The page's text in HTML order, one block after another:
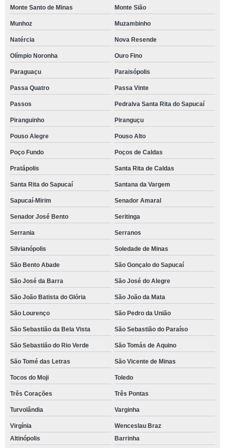
Monte Santo de Minas Monte Sião
Munhoz Muzambinho
Natércia Nova Resende
Olímpio Noronha Ouro Fino
Paraguaçu Paraisópolis
Passa Quatro Passa Vinte
Passos Pedralva Santa Rita do Sapucaí
Piranguinho Piranguçu
Pouso Alegre Pouso Alto
Poço Fundo Poços de Caldas
Pratápolis Santa Rita de Caldas
Santa Rita do Sapucaí Santana da Vargem
Sapucaí-Mirim Senador Amaral
Senador José Bento Seritinga
Serrania Serranos
Silvianópolis Soledade de Minas
São Bento Abade São Gonçalo do Sapucaí
São José da Barra São José do Alegre
São João Batista do Glória São João da Mata
São Lourenço São Pedro da União
São Sebastião da Bela Vista São Sebastião do Paraíso
São Sebastião do Rio Verde São Tomás de Aquino
São Tomé das Letras São Vicente de Minas
Tocos do Moji Toledo
Três Corações Três Pontas
Turvolândia Varginha
Virgínia
Wenceslau Braz
Altinópolis
Barrinha